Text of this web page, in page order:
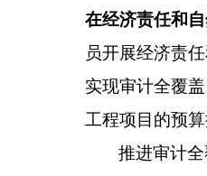
在经济责任和
员开展经济责
实现审计全覆盖
工程项目的预
推进审计